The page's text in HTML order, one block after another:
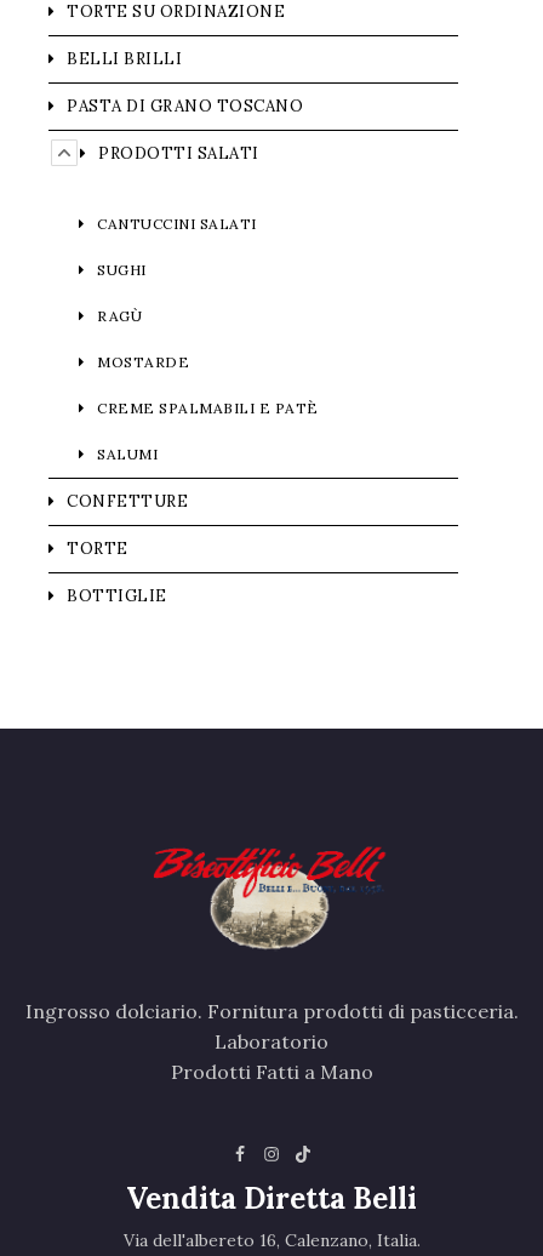
TORTE SU ORDINAZIONE
BELLI BRILLI
PASTA DI GRANO TOSCANO
PRODOTTI SALATI
CANTUCCINI SALATI
SUGHI
RAGÙ
MOSTARDE
CREME SPALMABILI E PATÈ
SALUMI
CONFETTURE
TORTE
BOTTIGLIE
Ingrosso dolciario. Fornitura prodotti di pasticceria.
Laboratorio
Prodotti Fatti a Mano
Vendita Diretta Belli
Via dell'albereto 16, Calenzano, Italia.‎